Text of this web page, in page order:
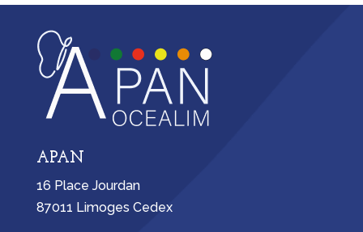
APAN
16 Place Jourdan
87011 Limoges Cedex